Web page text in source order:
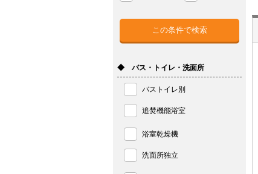
◆ バス・トイレ・洗面所
バストイレ別
追焚機能浴室
浴室乾燥機
洗面所独立